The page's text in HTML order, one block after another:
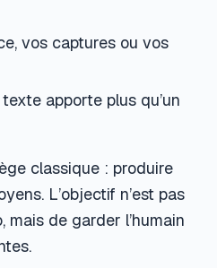
vos captures ou vos
apporte plus qu’un
classique : produire
L’objectif n’est pas
mais de garder l’humain